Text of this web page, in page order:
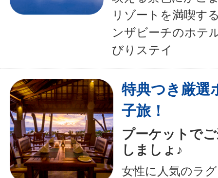
リゾートを満喫す
ンザビーチのホテ
びりステイ
特典つき厳選
子旅！
プーケットで
しましょ♪
女性に人気のラ